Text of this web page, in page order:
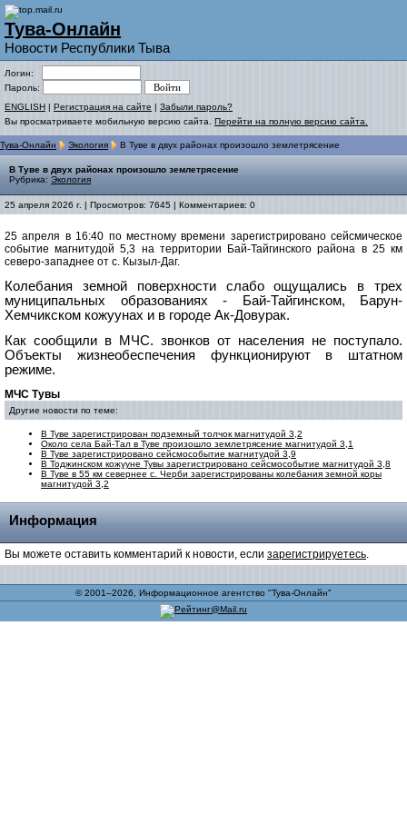
Тува-Онлайн
Новости Республики Тыва
Логин:
Пароль:
ENGLISH | Регистрация на сайте | Забыли пароль?
Вы просматриваете мобильную версию сайта. Перейти на полную версию сайта.
Тува-Онлайн Экология В Туве в двух районах произошло землетрясение
В Туве в двух районах произошло землетрясение
Рубрика: Экология
25 апреля 2026 г. | Просмотров: 7645 | Комментариев: 0
25 апреля в 16:40 по местному времени зарегистрировано сейсмическое
событие магнитудой 5,3 на территории Бай-Тайгинского района в 25 км
северо-западнее от с. Кызыл-Даг.
Колебания земной поверхности слабо ощущались в трех
муниципальных образованиях - Бай-Тайгинском, Барун-
Хемчикском кожуунах и в городе Ак-Довурак.
Как сообщили в МЧС. звонков от населения не поступало.
Объекты жизнеобеспечения функционируют в штатном
режиме.
МЧС Тувы
Другие новости по теме:
В Туве зарегистрирован подземный толчок магнитудой 3,2
Около села Бай-Тал в Туве произошло землетрясение магнитудой 3,1
В Туве зарегистрировано сейсмособытие магнитудой 3,9
В Тоджинском кожууне Тувы зарегистрировано сейсмособытие магнитудой 3,8
В Туве в 55 км севернее с. Черби зарегистрированы колебания земной коры
магнитудой 3,2
Информация
Вы можете оставить комментарий к новости, если зарегистрируетесь.
© 2001–2026, Информационное агентство "Тува-Онлайн"